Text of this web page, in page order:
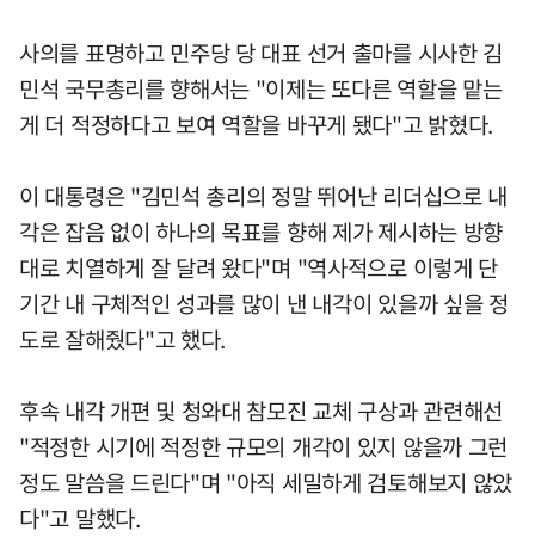
사의를 표명하고 민주당 당 대표 선거 출마를 시사한 김
민석 국무총리를 향해서는 "이제는 또다른 역할을 맡는
게 더 적정하다고 보여 역할을 바꾸게 됐다"고 밝혔다.
이 대통령은 "김민석 총리의 정말 뛰어난 리더십으로 내
각은 잡음 없이 하나의 목표를 향해 제가 제시하는 방향
대로 치열하게 잘 달려 왔다"며 "역사적으로 이렇게 단
기간 내 구체적인 성과를 많이 낸 내각이 있을까 싶을 정
도로 잘해줬다"고 했다.
후속 내각 개편 및 청와대 참모진 교체 구상과 관련해선
"적정한 시기에 적정한 규모의 개각이 있지 않을까 그런
정도 말씀을 드린다"며 "아직 세밀하게 검토해보지 않았
다"고 말했다.